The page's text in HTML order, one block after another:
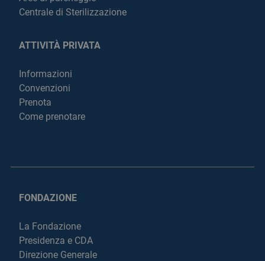
Centrale di Sterilizzazione
ATTIVITÀ PRIVATA
Informazioni
Convenzioni
Prenota
Come prenotare
FONDAZIONE
La Fondazione
Presidenza e CDA
Direzione Generale